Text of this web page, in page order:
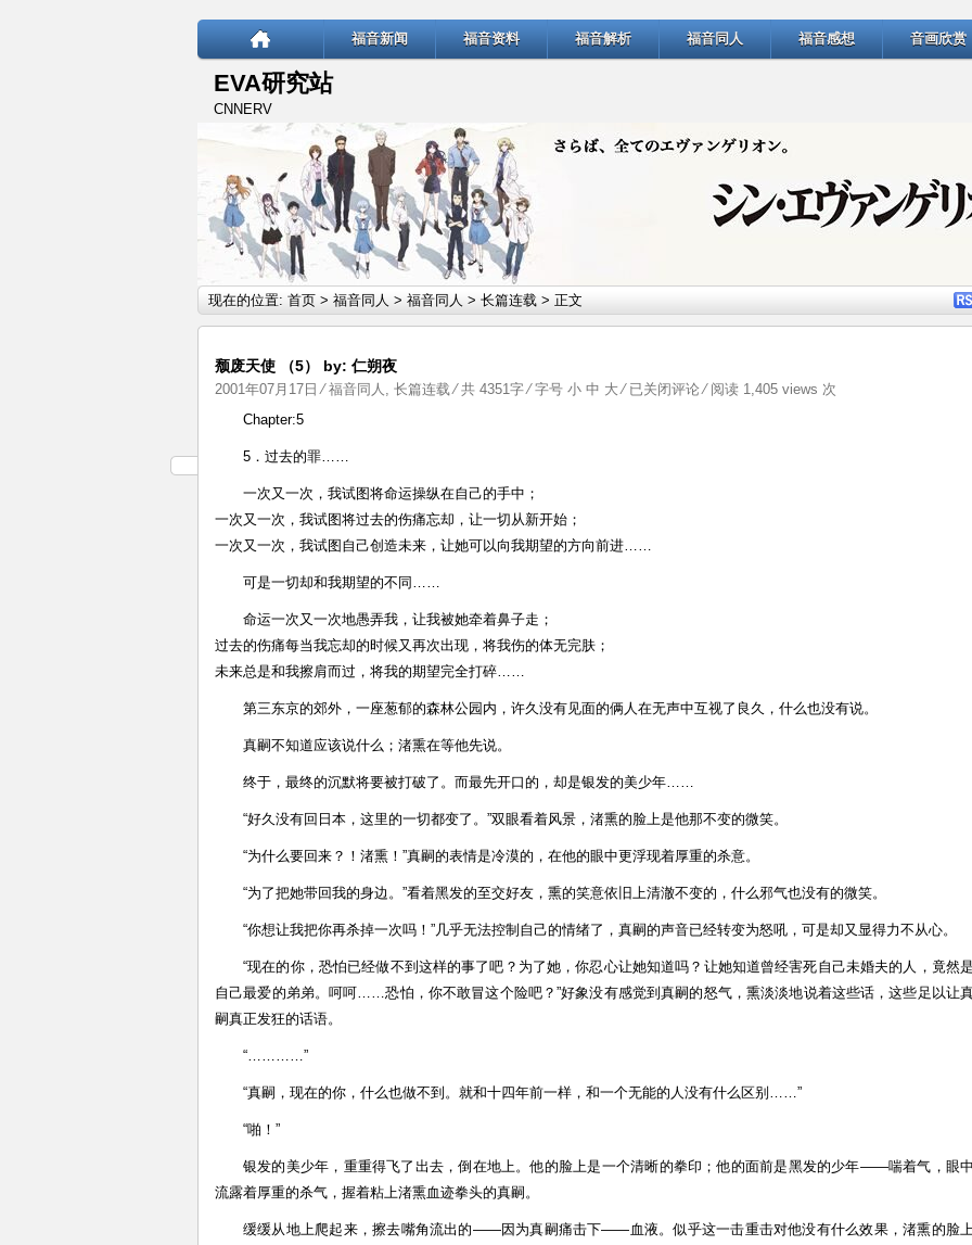
福音新闻 福音资料 福音解析 福音同人 福音感想 音画欣赏
EVA研究站
CNNERV
现在的位置: 首页 > 福音同人 > 福音同人 > 长篇连载 > 正文
颓废天使 （5） by: 仁朔夜
2001年07月17日 ⁄福音同人 , 长篇连载⁄ 共 4351字 ⁄ 字号 小 中 大 ⁄ 颓
朔
已关闭评论⁄ 阅读 1,405 views 次
Chapter:5
5．过去的罪……
一次又一次，我试图将命运操纵在自己的手中；
一次又一次，我试图将过去的伤痛忘却，让一切从新开始；
一次又一次，我试图自己创造未来，让她可以向我期望的方向前进……
可是一切却和我期望的不同……
命运一次又一次地愚弄我，让我被她牵着鼻子走；
过去的伤痛每当我忘却的时候又再次出现，将我伤的体无完肤；
未来总是和我擦肩而过，将我的期望完全打碎……
第三东京的郊外，一座葱郁的森林公园内，许久没有见面的俩人在无声中互视了良久，什么也没有说。
真嗣不知道应该说什么；渚熏在等他先说。
终于，最终的沉默将要被打破了。而最先开口的，却是银发的美少年……
“好久没有回日本，这里的一切都变了。”双眼看着风景，渚熏的脸上是他那不变的微笑。
“为什么要回来？！渚熏！”真嗣的表情是冷漠的，在他的眼中更浮现着厚重的杀意。
“为了把她带回我的身边。”看着黑发的至交好友，熏的笑意依旧上清澈不变的，什么邪气也没有的微笑。
“你想让我把你再杀掉一次吗！”几乎无法控制自己的情绪了，真嗣的声音已经转变为怒吼，可是却又显得力不从心。
“现在的你，恐怕已经做不到这样的事了吧？为了她，你忍心让她知道吗？让她知道曾经害死自己未婚夫的人，竟然是
自己最爱的弟弟。呵呵……恐怕，你不敢冒这个险吧？”好象没有感觉到真嗣的怒气，熏淡淡地说着这些话，这些足以让
嗣真正发狂的话语。
“…………”
“真嗣，现在的你，什么也做不到。就和十四年前一样，和一个无能的人没有什么区别……”
“啪！”
银发的美少年，重重得飞了出去，倒在地上。他的脸上是一个清晰的拳印；他的面前是黑发的少年——喘着气，眼中
流露着厚重的杀气，握着粘上渚熏血迹拳头的真嗣。
缓缓从地上爬起来，擦去嘴角流出的——因为真嗣痛击下——血液。似乎这一击重击对他没有什么效果，渚熏的脸